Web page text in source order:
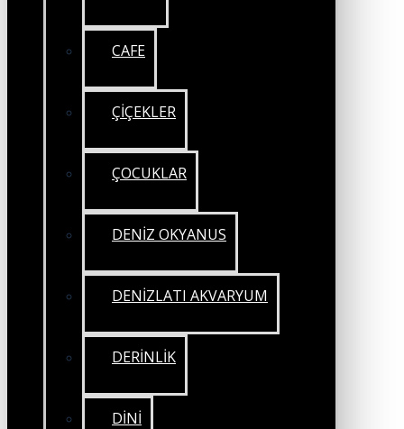
CAFE
ÇİÇEKLER
ÇOCUKLAR
DENİZ OKYANUS
DENİZLATI AKVARYUM
DERİNLİK
DİNİ